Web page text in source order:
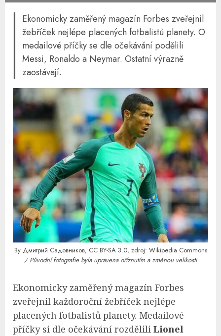
Ekonomicky zaměřený magazín Forbes zveřejnil
žebříček nejlépe placených fotbalistů planety. O
medailové příčky se dle očekávání podělili
Messi, Ronaldo a Neymar. Ostatní výrazně
zaostávají.
By Дмитрий Садовников, CC BY-SA 3.0, zdroj: Wikipedia Commons
/ Původní fotografie byla upravena oříznutím a změnou velikosti
Ekonomicky zaměřený magazín Forbes
zveřejnil každoroční žebříček nejlépe
placených fotbalistů planety. Medailové
příčky si dle očekávání rozdělili Lionel